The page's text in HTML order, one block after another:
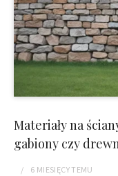
Materiały na
gabiony czy
6 MIESIĘCYTEMU